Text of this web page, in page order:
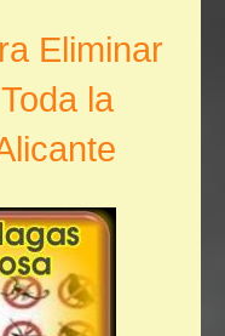
Eliminar
la